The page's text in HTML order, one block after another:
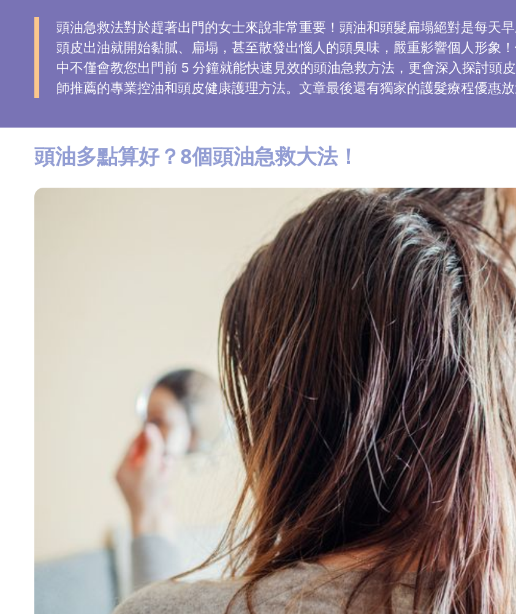
解
去
印
識
紋
頭油急救法對於趕著出門的女士來說非常重要！頭油和頭髮扁塌絕對是每天
頭皮出油就開始黏膩、扁塌，甚至散發出惱人的頭臭味，嚴重影響個人形象
中不僅會教您出門前 5 分鐘就能快速見效的頭油急救方法，更會深入探討頭
師推薦的專業控油和頭皮健康護理方法。文章最後還有獨家的護髮療程優惠
頭油多點算好？8個頭油急救大法！